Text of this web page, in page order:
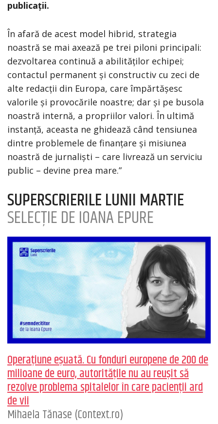
publicații.
În afară de acest model hibrid, strategia
noastră se mai axează pe trei piloni principali:
dezvoltarea continuă a abilităților echipei;
contactul permanent și constructiv cu zeci de
alte redacții din Europa, care împărtășesc
valorile și provocările noastre; dar și pe busola
noastră internă, a propriilor valori. În ultimă
instanță, aceasta ne ghidează când tensiunea
dintre problemele de finanțare și misiunea
noastră de jurnaliști – care livrează un serviciu
public – devine prea mare.”
SUPERSCRIERILE LUNII MARTIE
SELECȚIE DE IOANA EPURE
Operațiune eșuată. Cu fonduri europene de 200 de
milioane de euro, autoritățile nu au reușit să
rezolve problema spitalelor în care pacienții ard
de vii
Mihaela Tănase (Context.ro)